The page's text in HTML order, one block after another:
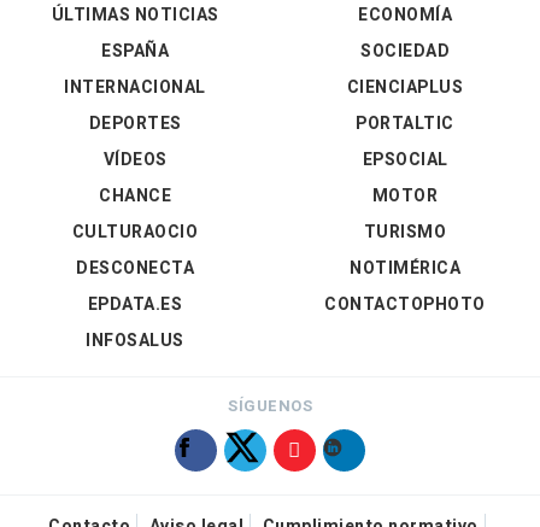
ÚLTIMAS NOTICIAS
ESPAÑA
INTERNACIONAL
DEPORTES
VÍDEOS
ECONOMÍA
SOCIEDAD
CIENCIAPLUS
PORTALTIC
EPSOCIAL
CHANCE
CULTURAOCIO
DESCONECTA
EPDATA.ES
INFOSALUS
MOTOR
TURISMO
NOTIMÉRICA
CONTACTOPHOTO
SÍGUENOS